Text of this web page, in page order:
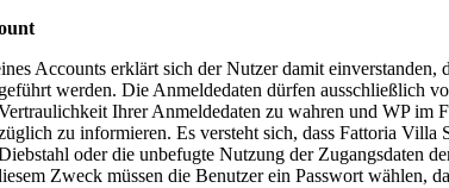
Accounts erklärt sich der Nutzer damit
werden. Die Anmeldedaten dürfen ausschließlich
Ihrer Anmeldedaten zu wahren und WP im
zu informieren. Es versteht sich, dassFattoria Villa
oder die unbefugte Nutzung der Zugangsdaten
Zweck müssen die Benutzer ein Passwort wählen,